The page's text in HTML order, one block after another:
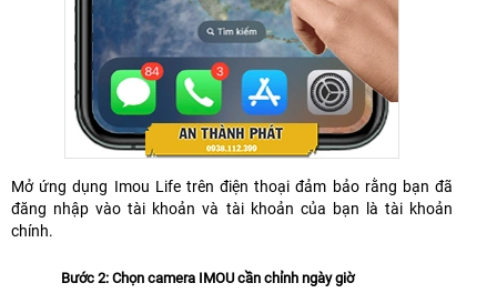
Mở ứng dụng Imou Life trên điện thoại đảm bảo rằng bạn đã
đăng nhập vào tài khoản và tài khoản của bạn là tài khoản
chính.
Bước 2: Chọn camera IMOU cần chỉnh ngày giờ